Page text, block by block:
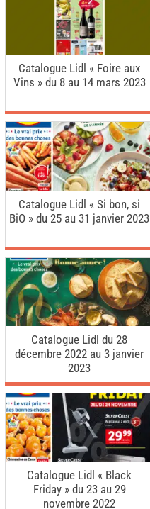
Catalogue Lidl « Foire aux
Vins » du 8 au 14 mars 2023
Catalogue Lidl « Si bon, si
BiO » du 25 au 31 janvier 2023
Catalogue Lidl du 28
décembre 2022 au 3 janvier
2023
Catalogue Lidl « Black
Friday » du 23 au 29
novembre 2022